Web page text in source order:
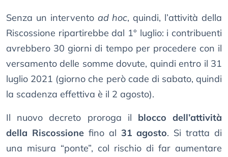
Senza un intervento ad hoc, quindi, l’attività della
Riscossione ripartirebbe dal 1° luglio: i contribuenti
avrebbero 30 giorni di tempo per procedere con il
versamento delle somme dovute, quindi entro il 31
luglio 2021 (giorno che però cade di sabato, quindi
la scadenza effettiva è il 2 agosto).
Il nuovo decreto proroga il blocco dell’attività
della Riscossionefino al 31 agosto. Si tratta di
una misura “ponte”, col rischio di far aumentare